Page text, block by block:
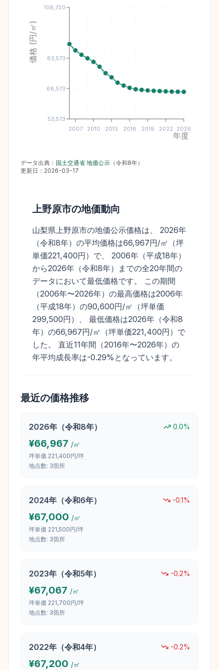
2007 2010 2013 2016 2019 2022 2026
年度
53,573
68,573
83,573
108,720
価格 (円/㎡)
データ出典： 国土交通省 地価公示 （令和8年）
更新日： 2026-03-17
上野原市の地価動向
山梨県上野原市の地価公示価格は、 2026年
（令和8年）の平均価格は66,967円/㎡（坪
単価221,400円）で、 2006年（平成18年）
から2026年（令和8年）までの全20年間の
データにおいて最低価格です。 この期間
（2006年〜2026年）の最高価格は2006年
（平成18年）の90,600円/㎡（坪単価
299,500円）、 最低価格は2026年（令和8
年）の66,967円/㎡（坪単価221,400円）で
した。 直近11年間（2016年〜2026年）の
年平均成長率は-0.29%となっています。
最近の価格推移
2026年（令和8年） 0.0%
¥66,967 /㎡
坪単価 221,400円/坪
地点数: 3箇所
2024年（令和6年） -0.1%
¥67,000 /㎡
坪単価 221,500円/坪
地点数: 3箇所
2023年（令和5年） -0.2%
¥67,067 /㎡
坪単価 221,700円/坪
地点数: 3箇所
2022年（令和4年） -0.2%
¥67,200 /㎡